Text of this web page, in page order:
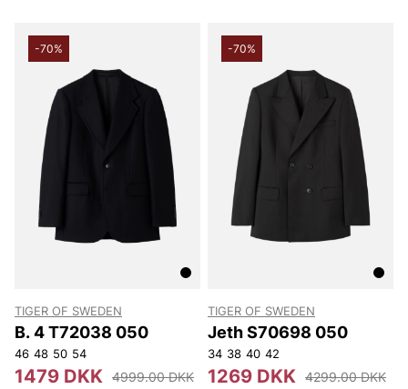
-70%
TIGER OF SWEDEN
B. 4 T72038 050
46 48 50 54
1479 DKK 4999.00 DKK
-70%
TIGER OF SWEDEN
Jeth S70698 050
34 38 40 42
1269 DKK 4299.00 DKK